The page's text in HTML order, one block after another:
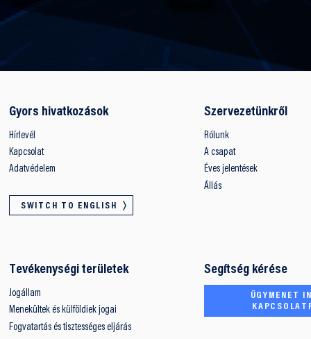
Gyors hivatkozások
Hírlevél
Kapcsolat
Adatvédelem
SWITCH TO ENGLISH
Szervezetünkről
Rólunk
A csapat
Éves jelentések
Állás
Tevékenységi területek
Jogállam
Menekültek és külföldiek jogai
Fogvatartás és tisztességes eljárás
Segítség kérése
ÜGYMENET